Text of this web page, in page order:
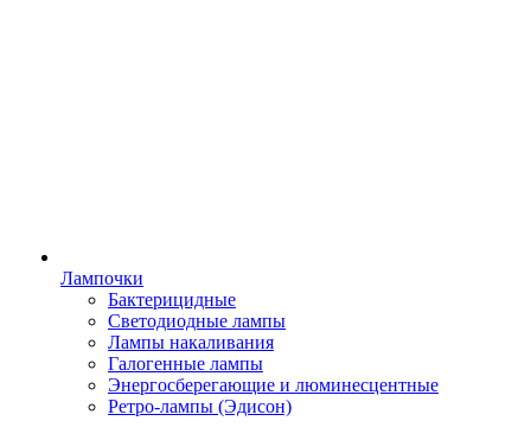
Лампочки
Бактерицидные
Светодиодные лампы
Лампы накаливания
Галогенные лампы
Энергосберегающие и люминесцентные
Ретро-лампы (Эдисон)